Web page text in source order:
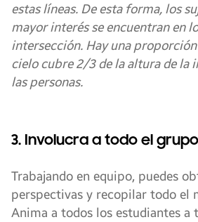
estas líneas. De esta forma, los
mayor interés se encuentran en
intersección. Hay una
cielo cubre 2/3 de la altura de la
las personas.
3. Involucra a todo el grupo
Trabajando en equipo, puedes
perspectivas y recopilar todo el
Anima a todos los estudiantes a